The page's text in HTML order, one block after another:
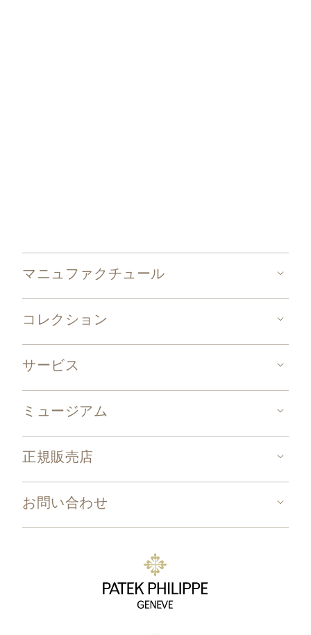
マニュファクチュール
コレクション
サービス
ミュージアム
正規販売店
お問い合わせ